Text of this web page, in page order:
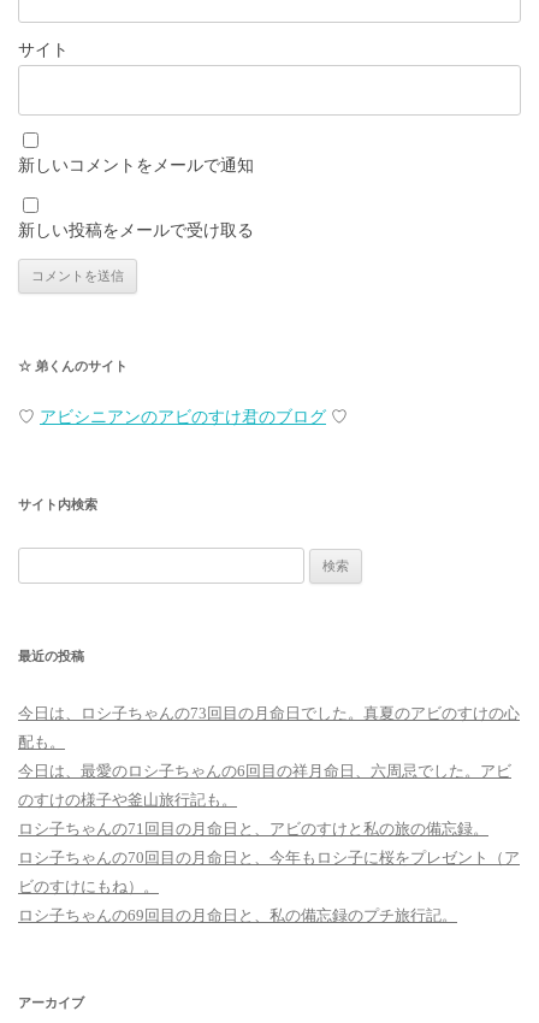
サイト
新しいコメントをメールで通知
新しい投稿をメールで受け取る
☆ 弟くんのサイト
♡ アビシニアンのアビのすけ君のブログ ♡
サイト内検索
索:
最近の投稿
今日は、ロシ子ちゃんの73回目の月命日でした。真夏のアビのすけの心
配も。
今日は、最愛のロシ子ちゃんの6回目の祥月命日、六周忌でした。アビ
のすけの様子や釜山旅行記も。
ロシ子ちゃんの71回目の月命日と、アビのすけと私の旅の備忘録。
ロシ子ちゃんの70回目の月命日と、今年もロシ子に桜をプレゼント（ア
ビのすけにもね）。
ロシ子ちゃんの69回目の月命日と、私の備忘録のプチ旅行記。
アーカイブ